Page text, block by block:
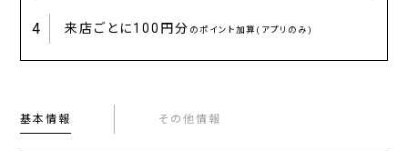
4 来店ごとに100円分 のポイント加算(アプリのみ)
基本情報 その他情報